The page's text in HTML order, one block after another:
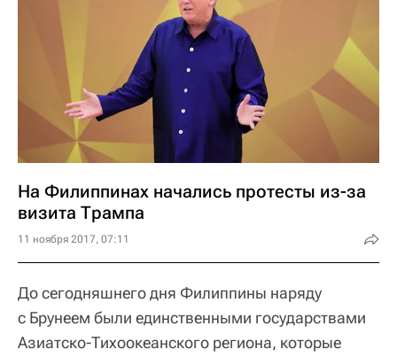
На Филиппинах начались протесты из-за
визита Трампа
11 ноября 2017, 07:11
До сегодняшнего дня Филиппины наряду
с Брунеем были единственными государствами
Азиатско-Тихоокеанского региона, которые